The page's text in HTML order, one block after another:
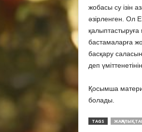
жобасы су ізін
әзірленген. Ол
бастамаларға
басқару
деп үміттенетінін
Қосымша
болады.
TAGS